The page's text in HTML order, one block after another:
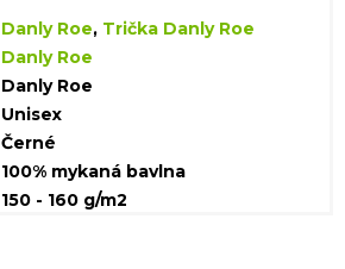
Danly Roe, Trička Danly Roe
Danly Roe
Danly Roe
Unisex
Černé
100% mykaná bavlna
150 - 160 g/m2